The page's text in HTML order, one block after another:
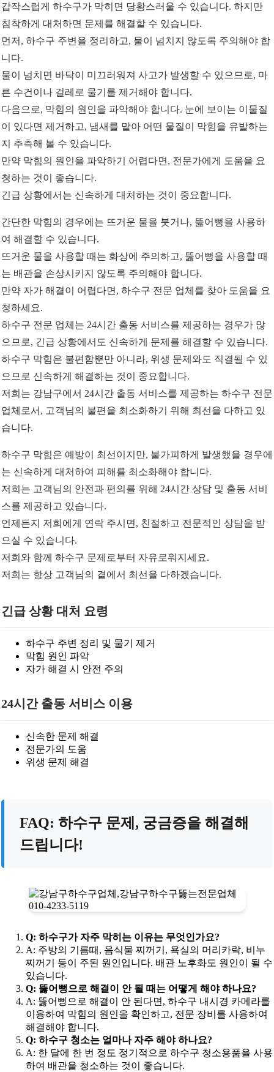
갑작스럽게 하수구가 막히면 당황스러울 수 있습니다. 하지만
침착하게 대처하면 문제를 해결할 수 있습니다.
먼저, 하수구 주변을 정리하고, 물이 넘치지 않도록 주의해야 합
니다.
물이 넘치면 바닥이 미끄러워져 사고가 발생할 수 있으므로, 마
른 수건이나 걸레로 물기를 제거해야 합니다.
다음으로, 막힘의 원인을 파악해야 합니다. 눈에 보이는 이물질
이 있다면 제거하고, 냄새를 맡아 어떤 물질이 막힘을 유발하는
지 추측해 볼 수 있습니다.
만약 막힘의 원인을 파악하기 어렵다면, 전문가에게 도움을 요
청하는 것이 좋습니다.
긴급 상황에서는 신속하게 대처하는 것이 중요합니다.
간단한 막힘의 경우에는 뜨거운 물을 붓거나, 뚫어뻥을 사용하
여 해결할 수 있습니다.
뜨거운 물을 사용할 때는 화상에 주의하고, 뚫어뻥을 사용할 때
는 배관을 손상시키지 않도록 주의해야 합니다.
만약 자가 해결이 어렵다면, 하수구 전문 업체를 찾아 도움을 요
청하세요.
하수구 전문 업체는 24시간 출동 서비스를 제공하는 경우가 많
으므로, 긴급 상황에서도 신속하게 문제를 해결할 수 있습니다.
하수구 막힘은 불편함뿐만 아니라, 위생 문제와도 직결될 수 있
으므로 신속하게 해결하는 것이 중요합니다.
저희는 강남구에서 24시간 출동 서비스를 제공하는 하수구 전문
업체로서, 고객님의 불편을 최소화하기 위해 최선을 다하고 있
습니다.
하수구 막힘은 예방이 최선이지만, 불가피하게 발생했을 경우에
는 신속하게 대처하여 피해를 최소화해야 합니다.
저희는 고객님의 안전과 편의를 위해 24시간 상담 및 출동 서비
스를 제공하고 있습니다.
언제든지 저희에게 연락 주시면, 친절하고 전문적인 상담을 받
으실 수 있습니다.
저희와 함께 하수구 문제로부터 자유로워지세요.
저희는 항상 고객님의 곁에서 최선을 다하겠습니다.
긴급 상황 대처 요령
하수구 주변 정리 및 물기 제거
막힘 원인 파악
자가 해결 시 안전 주의
24시간 출동 서비스 이용
신속한 문제 해결
전문가의 도움
위생 문제 해결
FAQ: 하수구 문제, 궁금증을 해결해
드립니다!
Q: 하수구가 자주 막히는 이유는 무엇인가요?
A: 주방의 기름때, 음식물 찌꺼기, 욕실의 머리카락, 비누
찌꺼기 등이 주된 원인입니다. 배관 노후화도 원인이 될 수
있습니다.
Q: 뚫어뻥으로 해결이 안 될 때는 어떻게 해야 하나요?
A: 뚫어뻥으로 해결이 안 된다면, 하수구 내시경 카메라를
이용하여 막힘의 원인을 확인하고, 전문 장비를 사용하여
해결해야 합니다.
Q: 하수구 청소는 얼마나 자주 해야 하나요?
A: 한 달에 한 번 정도 정기적으로 하수구 청소용품을 사용
하여 배관을 청소하는 것이 좋습니다.